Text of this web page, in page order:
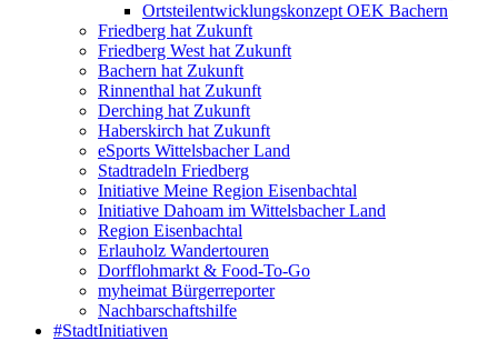
Ortsteilentwicklungskonzept OEK Bachern
Friedberg hat Zukunft
Friedberg West hat Zukunft
Bachern hat Zukunft
Rinnenthal hat Zukunft
Derching hat Zukunft
Haberskirch hat Zukunft
eSports Wittelsbacher Land
Stadtradeln Friedberg
Initiative Meine Region Eisenbachtal
Initiative Dahoam im Wittelsbacher Land
Region Eisenbachtal
Erlauholz Wandertouren
Dorfflohmarkt & Food-To-Go
myheimat Bürgerreporter
Nachbarschaftshilfe
#StadtInitiativen